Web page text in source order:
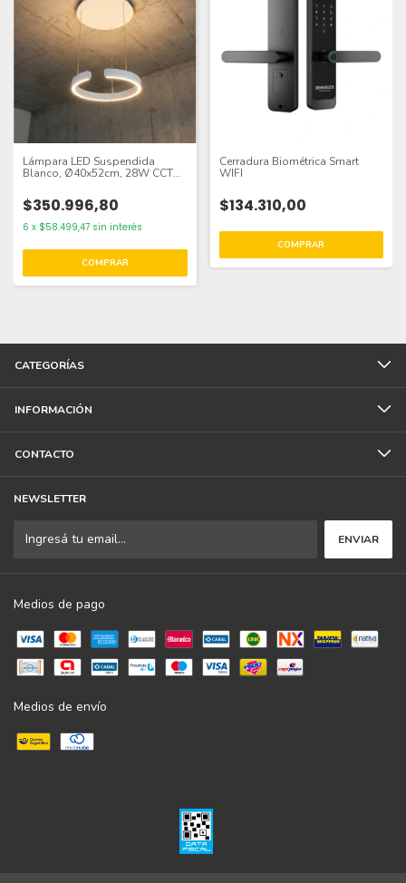
Lámpara LED Suspendida
Blanco, Ø40x52cm, 28W CCT
$350.996,80
6 x $58.499,47 sin interés
Cerradura Biométrica Smart
WIFI
$134.310,00
CATEGORÍAS
INFORMACIÓN
CONTACTO
NEWSLETTER
Medios de pago
Medios de envío